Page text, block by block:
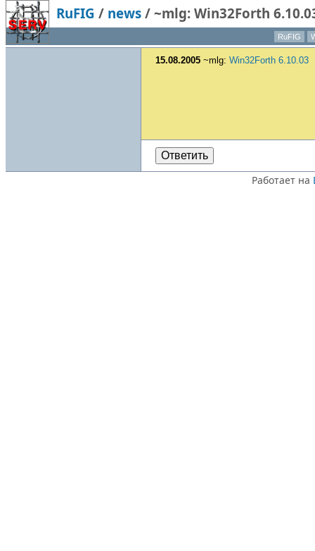
RuFIG / news / ~mlg: Win32Forth
RuFIG
15.08.2005 ~mlg: Win32Forth 6.10.03
Ответить
Работает на